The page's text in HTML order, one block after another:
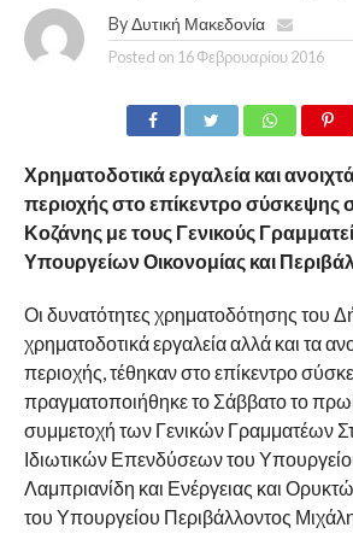
By Δυτική Μακεδονία
Posted on 16 Φεβρουαρίου 2016
Χρηματοδοτικά εργαλεία και
περιοχής στο επίκεντρο σύσκεψης
Κοζάνης με τους Γενικούς
Υπουργείων Οικονομίας και
Οι δυνατότητες χρηματοδότησης του
χρηματοδοτικά εργαλεία αλλά και τα
περιοχής, τέθηκαν στο επίκεντρο
πραγματοποιήθηκε το Σάββατο το
συμμετοχή των Γενικών Γραμματέων
Ιδιωτικών Επενδύσεων του
Λαμπριανίδη και Ενέργειας και
του Υπουργείου Περιβάλλοντος